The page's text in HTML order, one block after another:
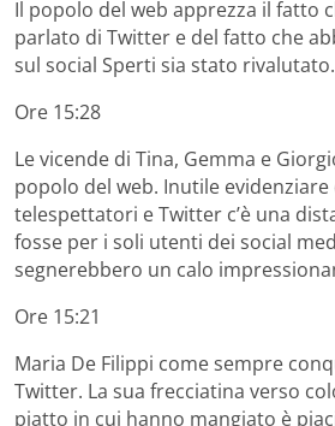
Il popolo del web apprezza il fatto
parlato di Twitter e del fatto che
sul social Sperti sia stato rivalutato.
Ore 15:28
Le vicende di Tina, Gemma e
popolo del web. Inutile evidenziare
telespettatori e Twitter c’è una
fosse per i soli utenti dei social
segnerebbero un calo
Ore 15:21
Maria De Filippi come sempre
Twitter. La sua frecciatina verso
piatto in cui hanno mangiato è